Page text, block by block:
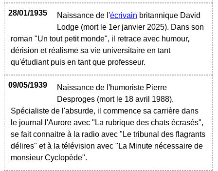
28/01/1935 Naissance de l'écrivain britannique David
Lodge (mort le 1er janvier 2025). Dans son
roman "Un tout petit monde", il retrace avec humour,
dérision et réalisme sa vie universitaire en tant
qu'étudiant puis en tant que professeur.
09/05/1939
Naissance de l'humoriste Pierre
Desproges (mort le 18 avril 1988).
Spécialiste de l'absurde, il commence sa carrière dans
le journal l'Aurore avec "La rubrique des chats écrasés",
se fait connaitre à la radio avec "Le tribunal des flagrants
délires" et à la télévision avec "La Minute nécessaire de
monsieur Cyclopède".